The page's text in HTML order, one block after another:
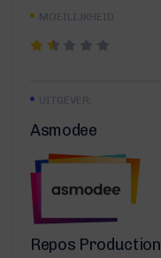
MOEILIJKHEID
UITGEVER:
Asmodee
Repos Production